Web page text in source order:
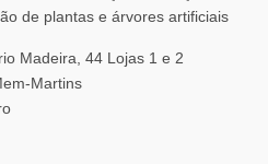
Madeira, 44 Lojas 1 e 2
Martins